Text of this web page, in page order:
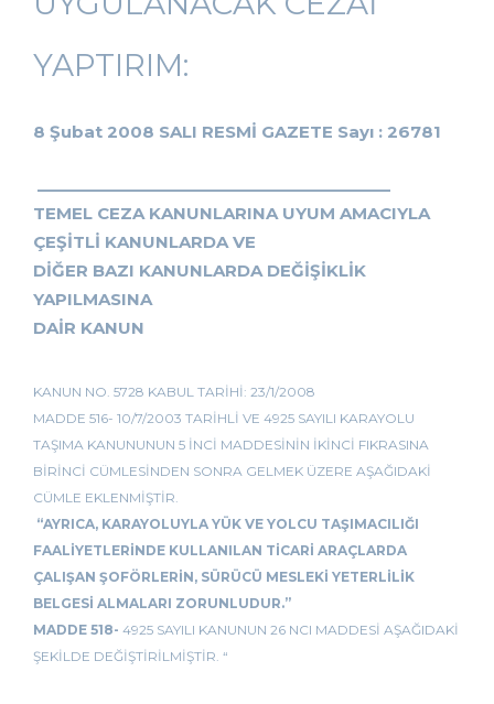
YAPTIRIM:
8 Şubat 2008 SALI RESMİ GAZETE Sayı : 26781
________________________________________
TEMEL CEZA KANUNLARINA UYUM AMACIYLA
ÇEŞİTLİ KANUNLARDA VE
DİĞER BAZI KANUNLARDA DEĞİŞİKLİK
YAPILMASINA
DAİR KANUN
KANUN NO. 5728 KABUL TARİHİ: 23/1/2008
MADDE 516- 10/7/2003 TARİHLİ VE 4925 SAYILI KARAYOLU
TAŞIMA KANUNUNUN 5 İNCİ MADDESİNİN İKİNCİ FIKRASINA
BİRİNCİ CÜMLESİNDEN SONRA GELMEK ÜZERE AŞAĞIDAKİ
CÜMLE EKLENMİŞTİR.
“AYRICA, KARAYOLUYLA YÜK VE YOLCU TAŞIMACILIĞI
FAALİYETLERİNDE KULLANILAN TİCARİ ARAÇLARDA
ÇALIŞAN ŞOFÖRLERİN, SÜRÜCÜ MESLEKİ YETERLİLİK
BELGESİ ALMALARI ZORUNLUDUR.”
MADDE 518- 4925 SAYILI KANUNUN 26 NCI MADDESİ AŞAĞIDAKİ
ŞEKİLDE DEĞİŞTİRİLMİŞTİR. “